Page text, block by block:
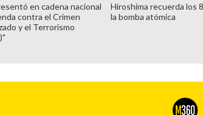
en cadena nacional
contra el Crimen
y el Terrorismo
Hiroshima recuerda los
la bomba atómica